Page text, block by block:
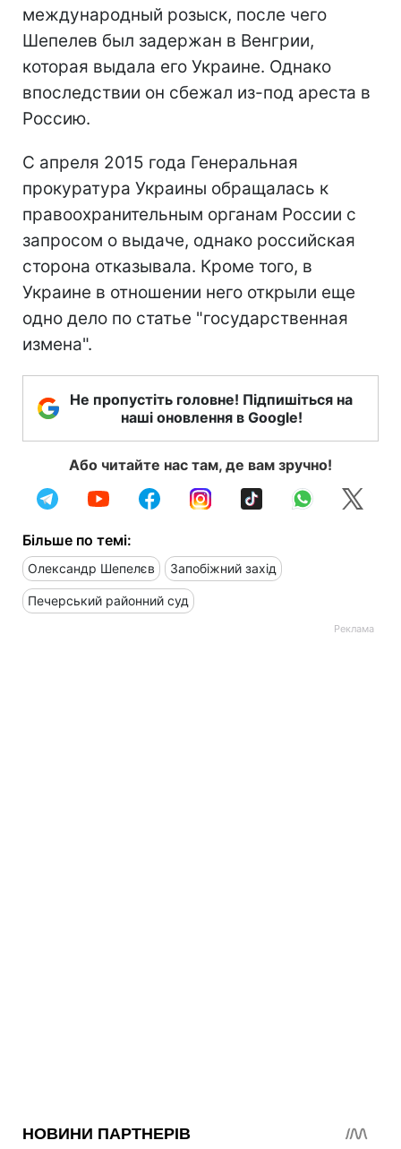
международный розыск, после чего
Шепелев был задержан в Венгрии,
которая выдала его Украине. Однако
впоследствии он сбежал из-под ареста в
Россию.
С апреля 2015 года Генеральная
прокуратура Украины обращалась к
правоохранительным органам России с
запросом о выдаче, однако российская
сторона отказывала. Кроме того, в
Украине в отношении него открыли еще
одно дело по статье "государственная
измена".
Не пропустіть головне! Підпишіться на
наші оновлення в Google!
Або читайте нас там, де вам зручно!
Більше по темі:
Олександр Шепелєв Запобіжний захід
Печерський районний суд